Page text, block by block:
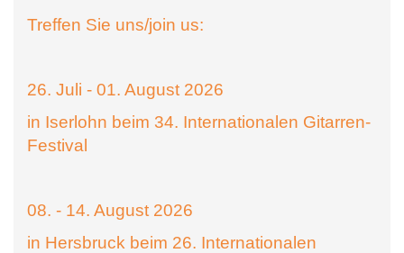
Treffen Sie uns/join us:
26. Juli - 01. August 2026
in Iserlohn beim 34. Internationalen Gitarren-
Festival
08. - 14. August 2026
in Hersbruck beim 26. Internationalen